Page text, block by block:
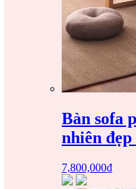
Bàn sofa
nhiên
7,800,000₫